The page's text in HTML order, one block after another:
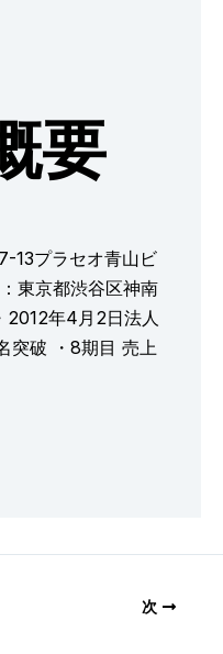
要
13プラセオ青山ビ
東京都渋谷区神南
2012年4月2日法人
突破 ・8期目 売上
次